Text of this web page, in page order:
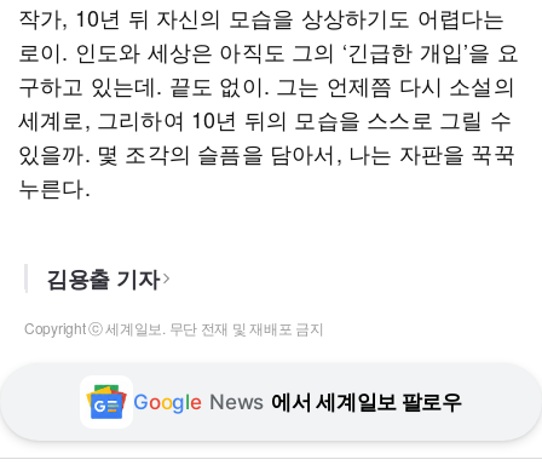
작가, 10년 뒤 자신의 모습을 상상하기도 어렵다는
로이. 인도와 세상은 아직도 그의 ‘긴급한 개입’을 요
구하고 있는데. 끝도 없이. 그는 언제쯤 다시 소설의
세계로, 그리하여 10년 뒤의 모습을 스스로 그릴 수
있을까. 몇 조각의 슬픔을 담아서, 나는 자판을 꾹꾹
누른다.
김용출 기자
Copyright ⓒ 세계일보. 무단 전재 및 재배포 금지
Google News 에서 세계일보 팔로우